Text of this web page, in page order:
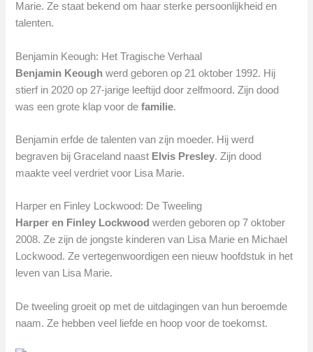
Marie. Ze staat bekend om haar sterke persoonlijkheid en
talenten.
Benjamin Keough: Het Tragische Verhaal
Benjamin Keough werd geboren op 21 oktober 1992. Hij
stierf in 2020 op 27-jarige leeftijd door zelfmoord. Zijn dood
was een grote klap voor defamilie.
Benjamin erfde de talenten van zijn moeder. Hij werd
begraven bij Graceland naast Elvis Presley. Zijn dood
maakte veel verdriet voor Lisa Marie.
Harper en Finley Lockwood: De Tweeling
Harper en Finley Lockwood werden geboren op 7 oktober
2008. Ze zijn de jongste kinderen van Lisa Marie en Michael
Lockwood. Ze vertegenwoordigen een nieuw hoofdstuk in het
leven van Lisa Marie.
De tweeling groeit op met de uitdagingen van hun beroemde
naam. Ze hebben veel liefde en hoop voor de toekomst.